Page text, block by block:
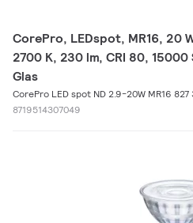
CorePro, LEDspot, MR16, 20
2700 K, 230 lm, CRI 80,
Glas
CorePro LED spot ND 2.9-20W MR16 827
8719514307049